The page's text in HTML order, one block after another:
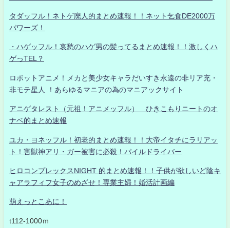
タダッフル！ネトゲ廃人的まとめ速報！！ネット乞食DE2000万
パワーズ！
・ハゲッフル！哀愁のハゲ男の髪ってるまとめ速報！！激しくハ
ゲっTEL？
ロボットアニメ！メカと美少女キャラだいすき永遠の非リア充・
非モテ星人 ！あらゆるマニアの為のマニアックサイト
アニゲタレスト（元祖！アニメッフル） ひきこもりニートのオ
ナベ的まとめ速報
ユカ・ヨネッフル！初老的まとめ速報！！大帝イタチにラリアッ
ト！害獣神アリ・ガー被害に必殺！パイルドライバー
ヒロコンプレックスNIGHT 的まとめ速報！！子供が欲しいど陰キ
ャアラフィフ女子のめざせ！専業主婦！婚活計画編
萌えっとこあに！
t112-1000ｍ